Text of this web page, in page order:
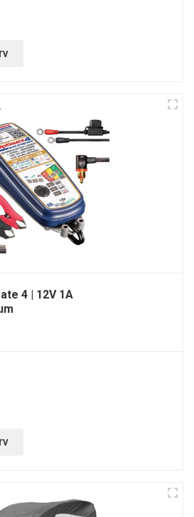
4 | 12V 1A